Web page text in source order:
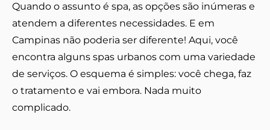
Quando o assunto é spa, as opções são inúmeras e
atendem a diferentes necessidades. E em
Campinas não poderia ser diferente! Aqui, você
encontra alguns spas urbanos com uma variedade
de serviços. O esquema é simples: você chega, faz
o tratamento e vai embora. Nada muito
complicado.